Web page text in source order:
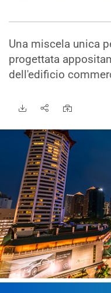
Una miscela unica
progettata
dell'edificio